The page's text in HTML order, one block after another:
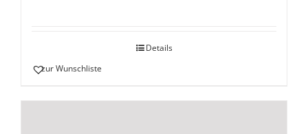
Details
zur Wunschliste